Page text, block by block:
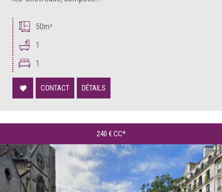
50m²
1
1
CONTACT DÉTAILS
240 €CC*